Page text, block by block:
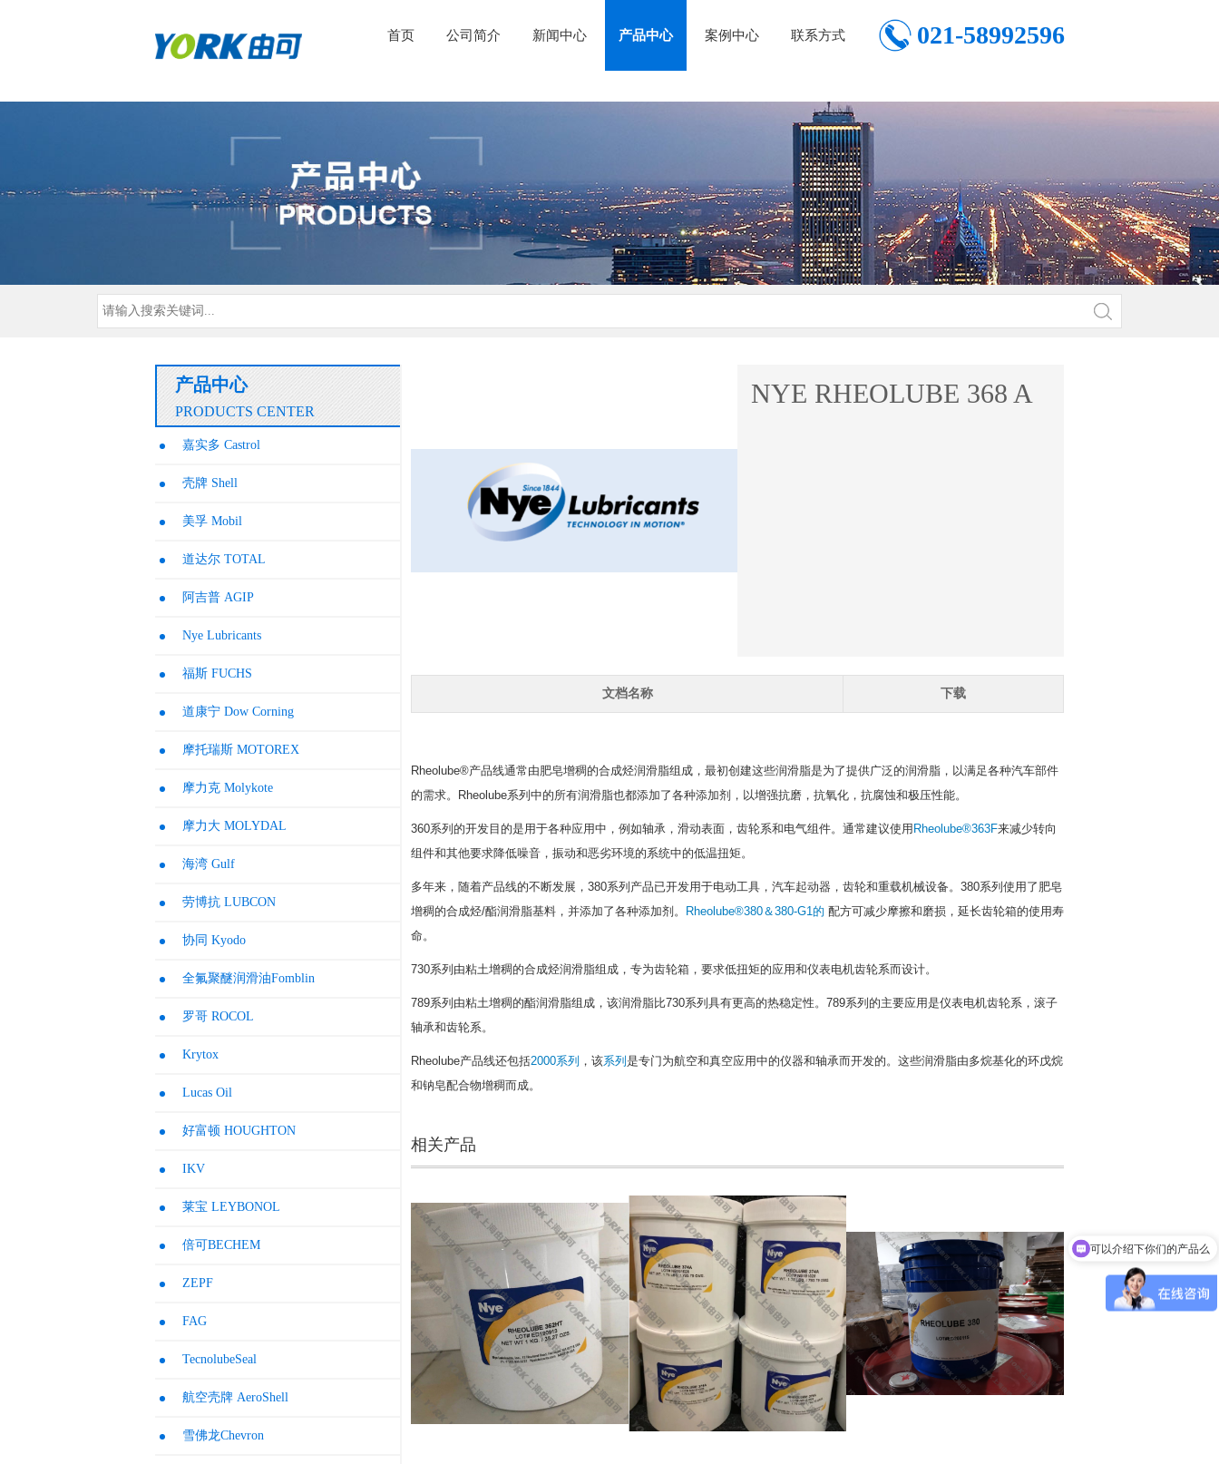
首页 公司简介 新闻中心 产品中心 案例中心 联系方式 021-58992596
产品中心
PRODUCTS CENTER
嘉实多 Castrol
壳牌 Shell
美孚 Mobil
道达尔 TOTAL
阿吉普 AGIP
Nye Lubricants
福斯 FUCHS
道康宁 Dow Corning
摩托瑞斯 MOTOREX
摩力克 Molykote
摩力大 MOLYDAL
海湾 Gulf
劳博抗 LUBCON
协同 Kyodo
全氟聚醚润滑油Fomblin
罗哥 ROCOL
Krytox
Lucas Oil
好富顿 HOUGHTON
IKV
莱宝 LEYBONOL
倍可BECHEM
ZEPF
FAG
TecnolubeSeal
航空壳牌 AeroShell
雪佛龙Chevron
NYE RHEOLUBE 368 A
文档名称 下载
Rheolube®产品线通常由肥皂增稠的合成烃润滑脂组成，最初创建这些润滑脂是为了提供广泛的润滑脂，以满足各种汽车部件
的需求。 Rheolube系列中的所有润滑脂也都添加了各种添加剂，以增强抗磨，抗氧化，抗腐蚀和极压性能。
360系列的开发目的是用于各种应用中，例如轴承，滑动表面，齿轮系和电气组件。通常建议使用Rheolube®363F来减少转向
组件和其他要求降低噪音，振动和恶劣环境的系统中的低温扭矩 。
多年来，随着产品线的不断发展，380系列产品已开发用于电动工具，汽车起动器，齿轮和重载机械设备。380系列使用了肥皂
增稠的合成烃/酯润滑脂基料，并添加了各种添加剂。 Rheolube®380＆380-G1的 配方可减少摩擦和磨损，延长齿轮箱的使用寿
命。
730系列由粘土增稠的合成烃润滑脂组成，专为齿轮箱，要求低扭矩的应用和仪表电机齿轮系而设计。
789系列由粘土增稠的酯润滑脂组成，该润滑脂比730系列具有更高的热稳定性。789系列的主要应用是仪表电机齿轮系，滚子
轴承和齿轮系。
Rheolube产品线还包括2000系列 ，该系列是专门为航空和真空应用中的仪器和轴承而开发的。这些润滑脂由多烷基化的环戊烷
和钠皂配合物增稠而成。
相关产品
你们是怎么收费的呢